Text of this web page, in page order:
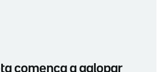
comença a galopar